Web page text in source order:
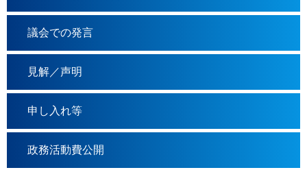
議会での発言
見解／声明
申し入れ等
政務活動費公開